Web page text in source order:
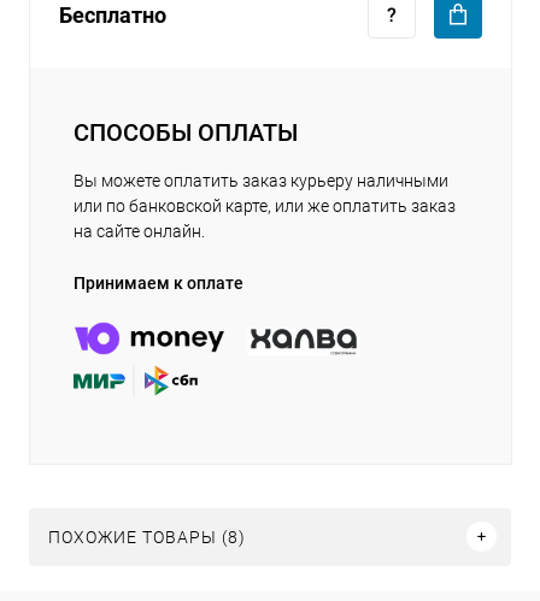
Бесплатно
СПОСОБЫ ОПЛАТЫ
Вы можете оплатить заказ курьеру наличными
или по банковской карте, или же оплатить заказ
на сайте онлайн.
Принимаем к оплате
ПОХОЖИЕ ТОВАРЫ (8)